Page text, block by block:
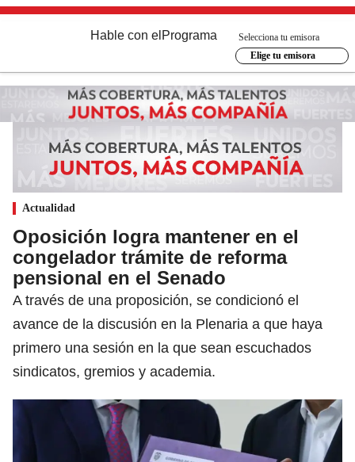
Hable con el Programa
Selecciona tu emisora
Elige tu emisora
Actualidad
Oposición logra mantener en el
congelador trámite de reforma
pensional en el Senado
A través de una proposición, se condicionó el
avance de la discusión en la Plenaria a que haya
primero una sesión en la que sean escuchados
sindicatos, gremios y academia.